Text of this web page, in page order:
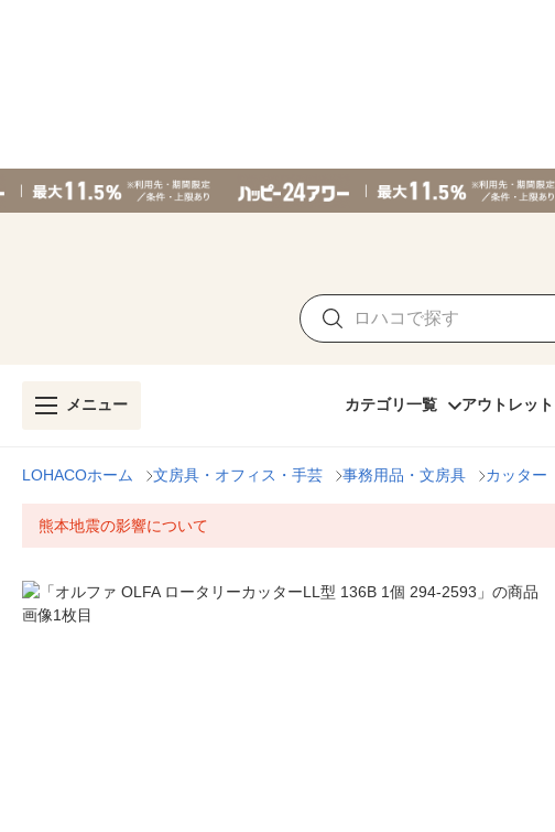
メニュー カテゴリ一覧 アウトレット
LOHACOホーム 文房具・オフィス・手芸 事務用品・文房具 カッター
熊本地震の影響について